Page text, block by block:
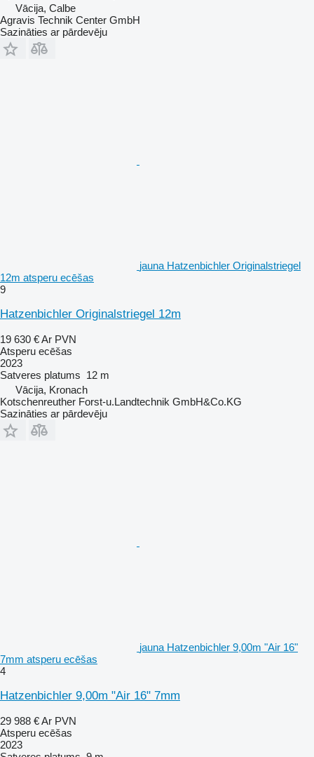
Vācija, Calbe
Agravis Technik Center GmbH
Sazināties ar pārdevēju
jauna Hatzenbichler Originalstriegel
12m atsperu ecēšas
9
Hatzenbichler Originalstriegel 12m
19 630 €Ar PVN
Atsperu ecēšas
2023
Satveres platums 12 m
Vācija, Kronach
Kotschenreuther Forst-u.Landtechnik GmbH&Co.KG
Sazināties ar pārdevēju
jauna Hatzenbichler 9,00m "Air 16"
7mm atsperu ecēšas
4
Hatzenbichler 9,00m "Air 16" 7mm
29 988 €Ar PVN
Atsperu ecēšas
2023